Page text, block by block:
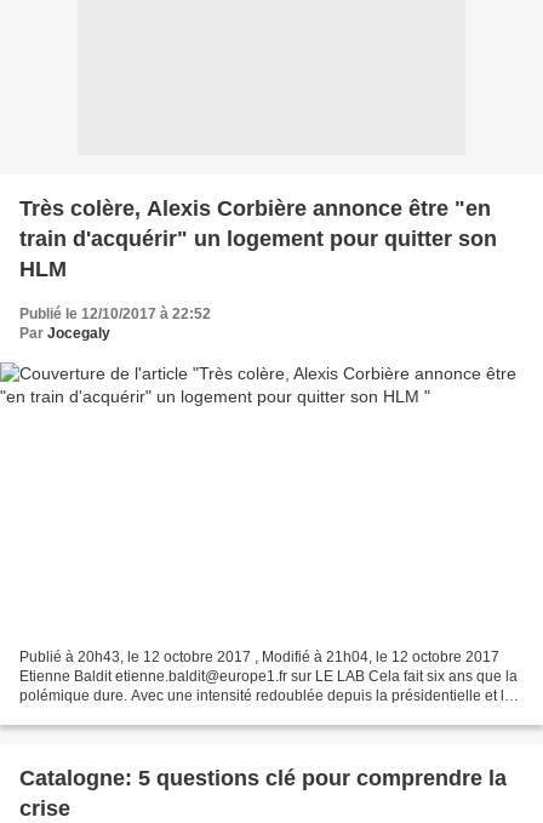
Très colère, Alexis Corbière annonce être "en
train d'acquérir" un logement pour quitter son
HLM
Publié le 12/10/2017 à 22:52
Par Jocegaly
Publié à 20h43, le 12 octobre 2017 , Modifié à 21h04, le 12 octobre 2017
Etienne Baldit etienne.baldit@europe1.fr sur LE LAB Cela fait six ans que la
polémique dure. Avec une intensité redoublée depuis la présidentielle et les
Catalogne: 5 questions clé pour comprendre la
crise